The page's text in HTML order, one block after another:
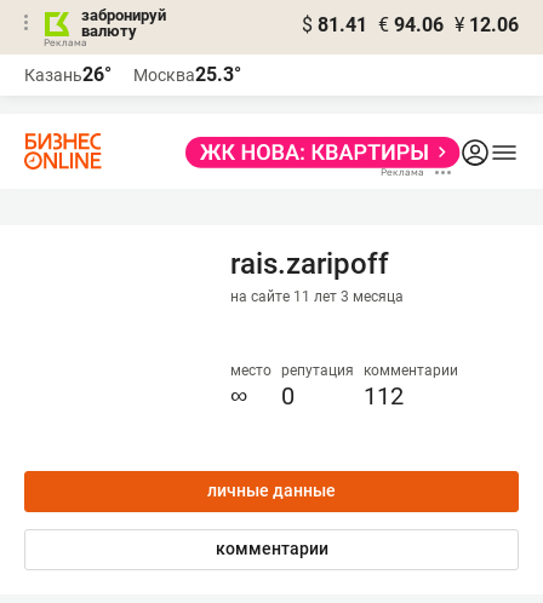
забронируй
валюту
$ 81.41 € 94.06 ¥ 12.06
Казань26° Москва25.3°
rais.zaripoff
на сайте 11 лет 3 месяца
место
∞
репутация
0
комментарии
112
личные данные
комментарии